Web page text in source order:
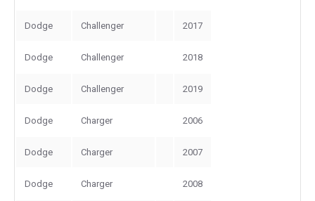
Dodge Challenger 2017
Dodge Challenger 2018
Dodge Challenger 2019
Dodge Charger 2006
Dodge Charger 2007
Dodge Charger 2008